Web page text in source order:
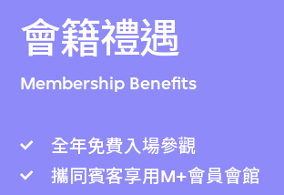
會籍禮遇
Membership Benefits
全年免費入場參觀
攜同賓客享用M+會員會館